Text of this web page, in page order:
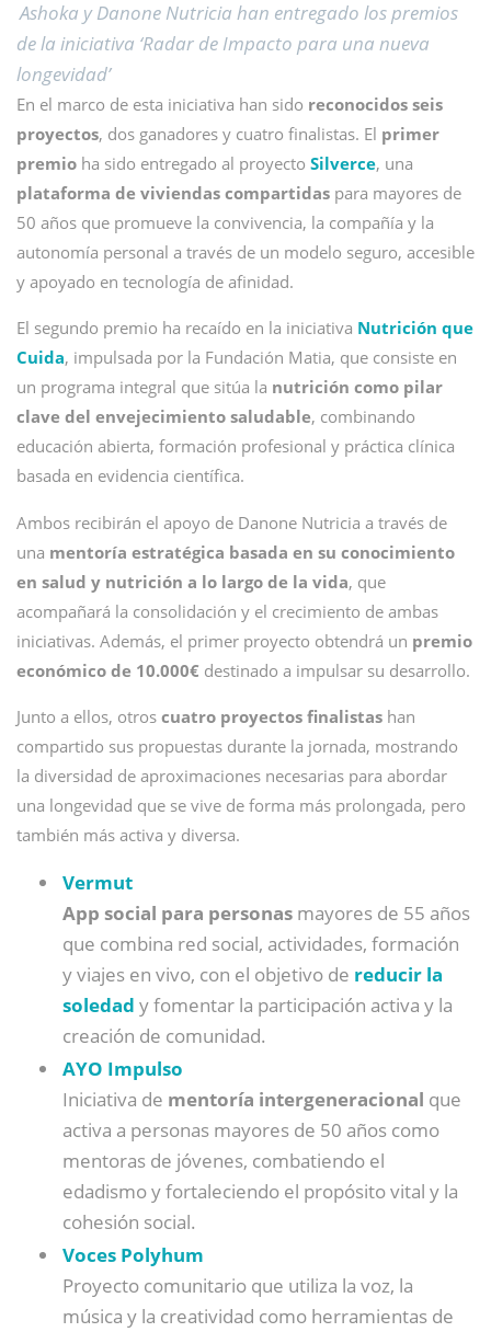
Ashoka y Danone Nutricia han entregado los premios
de la iniciativa ‘Radar de Impacto para una nueva
longevidad’
En el marco de esta iniciativa han sido reconocidos seis
proyectos, dos ganadores y cuatro finalistas. El primer
premio ha sido entregado al proyecto Silverce, una
plataforma de viviendas compartidas para mayores de
50 años que promueve la convivencia, la compañía y la
autonomía personal a través de un modelo seguro, accesible
y apoyado en tecnología de afinidad.
El segundo premio ha recaído en la iniciativa Nutrición que
Cuida, impulsada por la Fundación Matia, que consiste en
un programa integral que sitúa la nutrición como pilar
clave del envejecimiento saludable, combinando
educación abierta, formación profesional y práctica clínica
basada en evidencia científica.
Ambos recibirán el apoyo de Danone Nutricia a través de
una mentoría estratégica basada en su conocimiento
en salud y nutrición a lo largo de la vida, que
acompañará la consolidación y el crecimiento de ambas
iniciativas. Además, el primer proyecto obtendrá un premio
económico de 10.000€ destinado a impulsar su desarrollo.
Junto a ellos, otros cuatro proyectos finalistas han
compartido sus propuestas durante la jornada, mostrando
la diversidad de aproximaciones necesarias para abordar
una longevidad que se vive de forma más prolongada, pero
también más activa y diversa.
Vermut
App social para personas mayores de 55 años
que combina red social, actividades, formación
y viajes en vivo, con el objetivo de reducir la
soledad y fomentar la participación activa y la
creación de comunidad.
AYO Impulso
Iniciativa de mentoría intergeneracional que
activa a personas mayores de 50 años como
mentoras de jóvenes, combatiendo el
edadismo y fortaleciendo el propósito vital y la
cohesión social.
Voces Polyhum
Proyecto comunitario que utiliza la voz, la
música y la creatividad como herramientas de